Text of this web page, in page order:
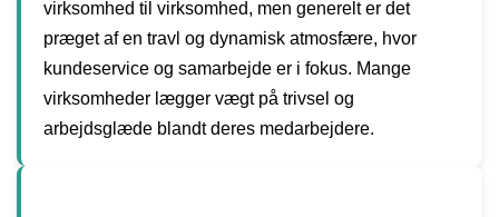
virksomhed til virksomhed, men generelt er det
præget af en travl og dynamisk atmosfære, hvor
kundeservice og samarbejde er i fokus. Mange
virksomheder lægger vægt på trivsel og
arbejdsglæde blandt deres medarbejdere.